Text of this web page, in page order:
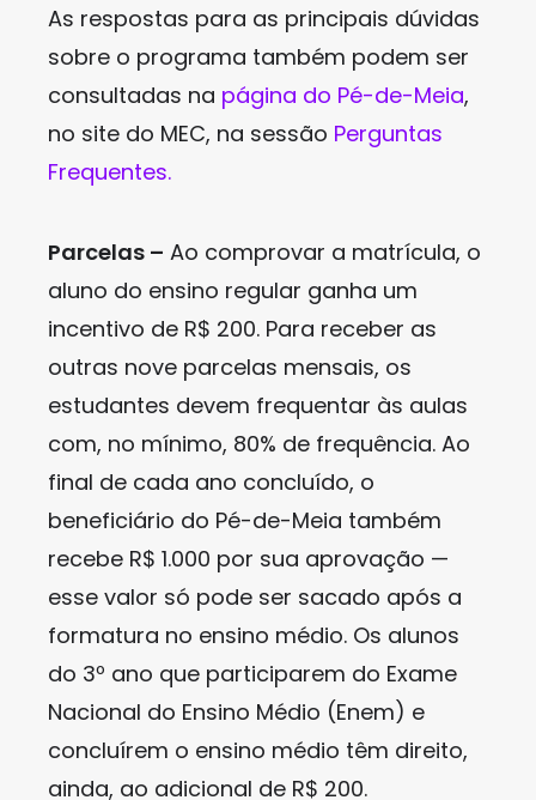
As respostas para as principais dúvidas
sobre o programa também podem ser
consultadas na página do Pé-de-Meia,
no site do MEC, na sessão Perguntas
Frequentes.
Parcelas – Ao comprovar a matrícula, o
aluno do ensino regular ganha um
incentivo de R$ 200. Para receber as
outras nove parcelas mensais, os
estudantes devem frequentar às aulas
com, no mínimo, 80% de frequência. Ao
final de cada ano concluído, o
beneficiário do Pé-de-Meia também
recebe R$ 1.000 por sua aprovação —
esse valor só pode ser sacado após a
formatura no ensino médio. Os alunos
do 3º ano que participarem do Exame
Nacional do Ensino Médio (Enem) e
concluírem o ensino médio têm direito,
ainda, ao adicional de R$ 200.